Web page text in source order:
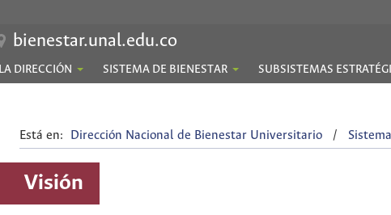
bienestar.unal.edu.co
LA DIRECCIÓN SISTEMA DE BIENESTAR SUBSISTEMAS
Está en: Dirección Nacional de Bienestar Universitario /
Visión